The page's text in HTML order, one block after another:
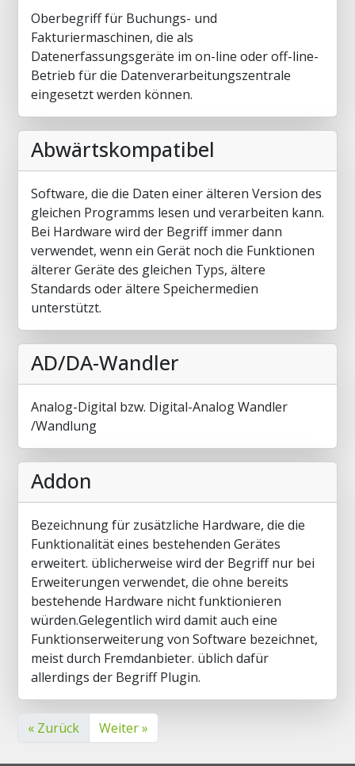
Oberbegriff für Buchungs- und
Fakturiermaschinen, die als
Datenerfassungsgeräte im on-line oder off-line-
Betrieb für die Datenverarbeitungszentrale
eingesetzt werden können.
Abwärtskompatibel
Software, die die Daten einer älteren Version des
gleichen Programms lesen und verarbeiten kann.
Bei Hardware wird der Begriff immer dann
verwendet, wenn ein Gerät noch die Funktionen
älterer Geräte des gleichen Typs, ältere
Standards oder ältere Speichermedien
unterstützt.
AD/DA-Wandler
Analog-Digital bzw. Digital-Analog Wandler
/Wandlung
Addon
Bezeichnung für zusätzliche Hardware, die die
Funktionalität eines bestehenden Gerätes
erweitert. üblicherweise wird der Begriff nur bei
Erweiterungen verwendet, die ohne bereits
bestehende Hardware nicht funktionieren
würden.Gelegentlich wird damit auch eine
Funktionserweiterung von Software bezeichnet,
meist durch Fremdanbieter. üblich dafür
allerdings der Begriff Plugin.
« Zurück Weiter »